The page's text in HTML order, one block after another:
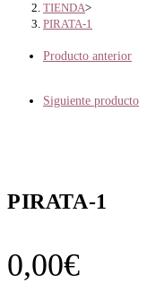
TIENDA>
PIRATA-1
Producto anterior
Siguiente producto
PIRATA-1
0,00€